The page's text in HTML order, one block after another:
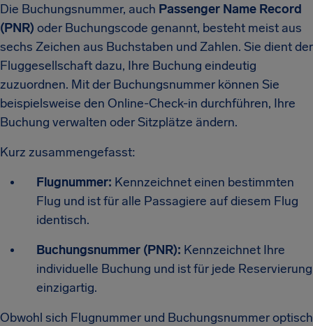
Die Buchungsnummer, auch Passenger Name Record
(PNR) oder Buchungscode genannt, besteht meist aus
sechs Zeichen aus Buchstaben und Zahlen. Sie dient der
Fluggesellschaft dazu, Ihre Buchung eindeutig
zuzuordnen. Mit der Buchungsnummer können Sie
beispielsweise den Online-Check-in durchführen, Ihre
Buchung verwalten oder Sitzplätze ändern.
Kurz zusammengefasst:
Flugnummer: Kennzeichnet einen bestimmten
Flug und ist für alle Passagiere auf diesem Flug
identisch.
Buchungsnummer (PNR): Kennzeichnet Ihre
individuelle Buchung und ist für jede Reservierung
einzigartig.
Obwohl sich Flugnummer und Buchungsnummer optisch